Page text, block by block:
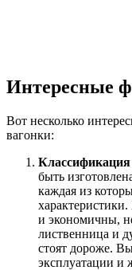
Интересные
Вот несколько
вагонки:
Классификация
быть
каждая из
и экономичны,
лиственница и
стоят дороже.
эксплуатации и